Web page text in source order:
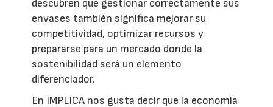
descubren que gestionar correctamente sus
envases también significa mejorar su
competitividad, optimizar recursos y
prepararse para un mercado donde la
sostenibilidad será un elemento
diferenciador.
En IMPLICA nos gusta decir que la economía